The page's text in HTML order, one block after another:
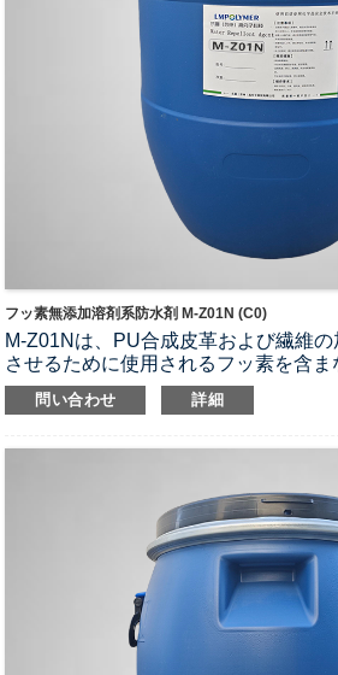
フッ素無添加溶剤系防水剤 M-Z01N (C0)
M-Z01Nは、PU合成皮革および繊維
させるために使用されるフッ素を含ま
1.ポリウレタン合成および各種繊維加
2. PU樹脂、DMF、カラーペースト溶
3. APEOとPFCSを一切含まない
問い合わせ 詳細